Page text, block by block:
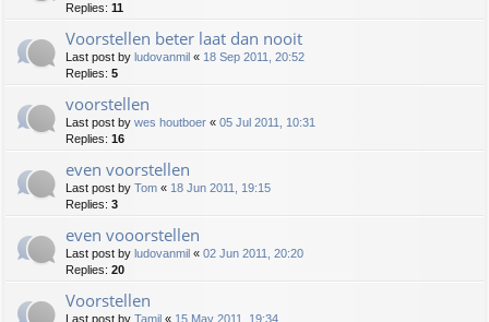
Replies: 11
Voorstellen beter laat dan nooit
Last post by ludovanmil « 18 Sep 2011, 20:52
Replies: 5
voorstellen
Last post by wes houtboer « 05 Jul 2011, 10:31
Replies: 16
even voorstellen
Last post by Tom « 18 Jun 2011, 19:15
Replies: 3
even vooorstellen
Last post by ludovanmil « 02 Jun 2011, 20:20
Replies: 20
Voorstellen
Last post by Tamil « 15 May 2011, 19:34